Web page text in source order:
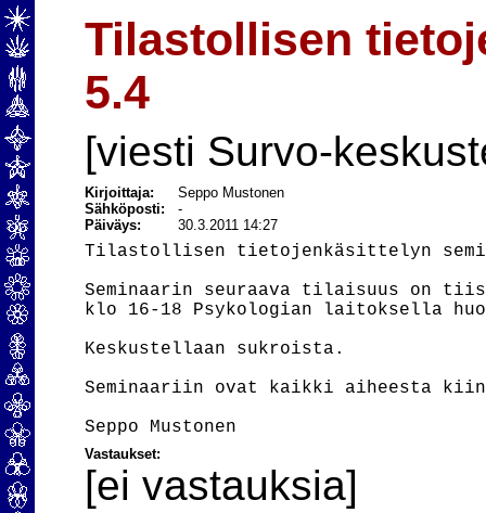
Tilastollisen
5.4
[viesti Survo-
Kirjoittaja:
Seppo Mustonen
Sähköposti:-
Päiväys:
30.3.2011 14:27
Tilastollisen tietojenkäsittelyn
Seminaarin seuraava tilaisuus on
klo 16-18 Psykologian laitoksella
Keskustellaan sukroista.
Seminaariin ovat kaikki aiheesta
Vastaukset:
[ei vastauksia]